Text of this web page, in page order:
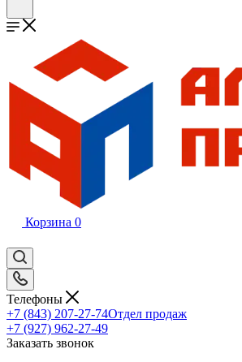
Корзина 0
Телефоны
+7 (843) 207-27-74Отдел продаж
+7 (927) 962-27-49
Заказать звонок